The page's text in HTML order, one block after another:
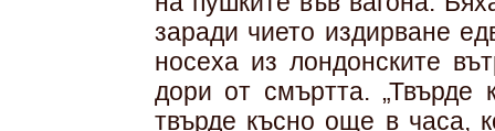
заради чието издирване
носеха из лондонските
дори от смъртта.
твърде късно още в часа,